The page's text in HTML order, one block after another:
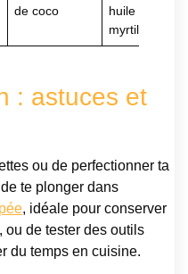
de coco
huile de coco,
myrtilles
: astuces et
ou de perfectionner ta
te plonger dans
, idéale pour conserver
ou de tester des outils
du temps en cuisine.